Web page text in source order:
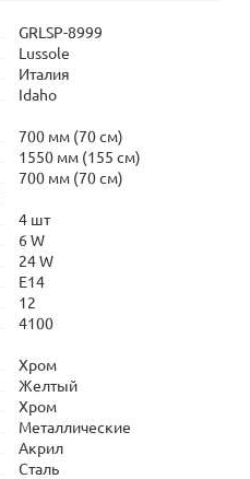
GRLSP-8999
Lussole
Италия
Idaho
700 мм (70 см)
1550 мм (155 см)
700 мм (70 см)
4 шт
6 W
24 W
E14
12
4100
Хром
Желтый
Хром
Металлические
Акрил
Сталь